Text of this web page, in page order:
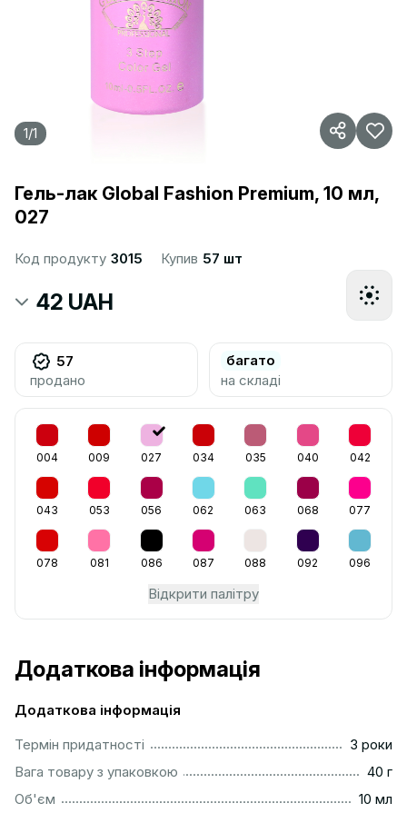
1/1
Гель-лак Global Fashion Premium, 10 мл,
027
Код продукту 3015 Купив 57 шт
42 UAH
57
продано
багато
на складі
004 009 027 034 035 040 042
043 053 056 062 063 068 077
078 081 086 087 088 092 096
Відкрити палітру
Додаткова інформація
Додаткова інформація
Термін придатності
3 роки
Вага товару з упаковкою
40 г
Об'єм
10 мл